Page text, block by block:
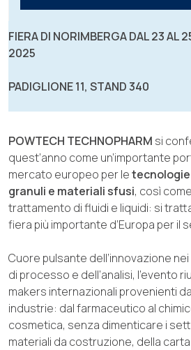
FIERA DI NORIMBERGA DAL 23 AL
2025
PADIGLIONE 11, STAND 340
POWTECH TECHNOPHARM si
quest’anno come un’importante
mercato europeo per le
granuli e materiali sfusi, così
trattamento di fluidi e liquidi: si
fiera più importante d’Europa per il
Cuore pulsante dell’innovazione
di processo e dell’analisi, l’evento
makers internazionali provenienti
industrie: dal farmaceutico al
cosmetica, senza dimenticare i
materiali da costruzione, della